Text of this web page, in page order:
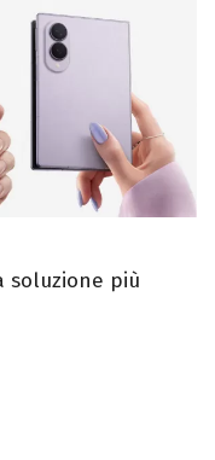
soluzione più